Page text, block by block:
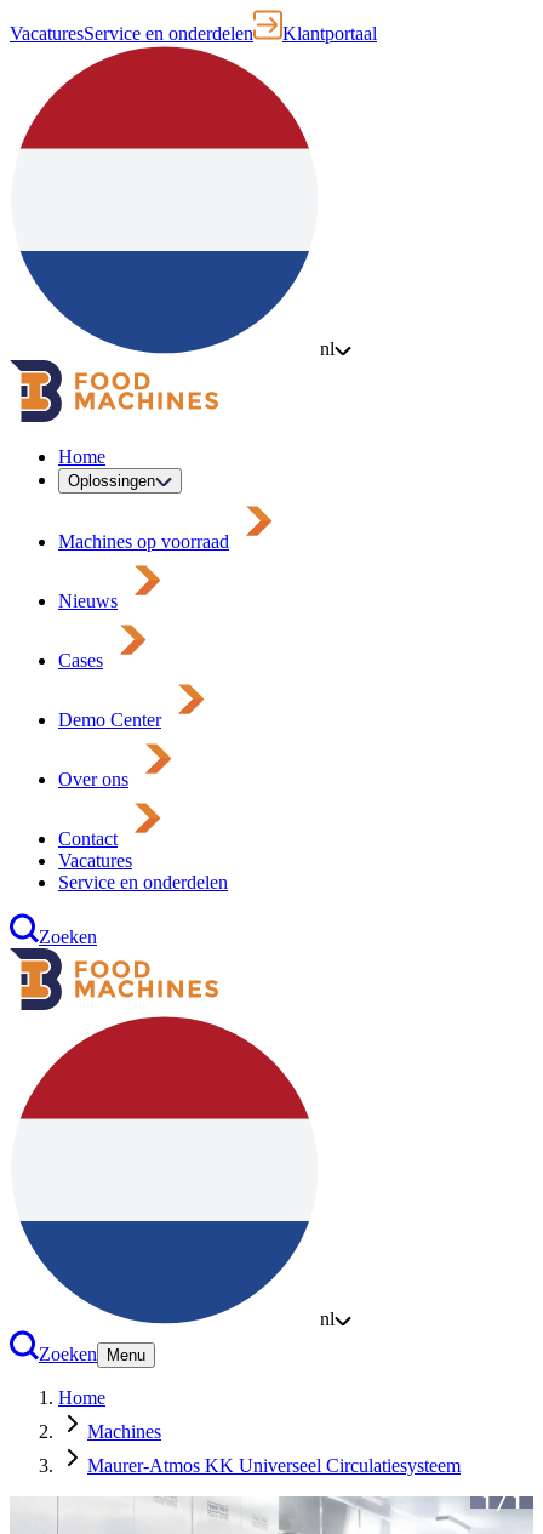
VacaturesService en onderdelen Klantportaal
nl
Home
Oplossingen
Machines op voorraad
Nieuws
Cases
Demo Center
Over ons
Contact
Vacatures
Service en onderdelen
Zoeken
nl
Zoeken
Menu
Home
Machines
Maurer-Atmos KK Universeel Circulatiesysteem
1/1